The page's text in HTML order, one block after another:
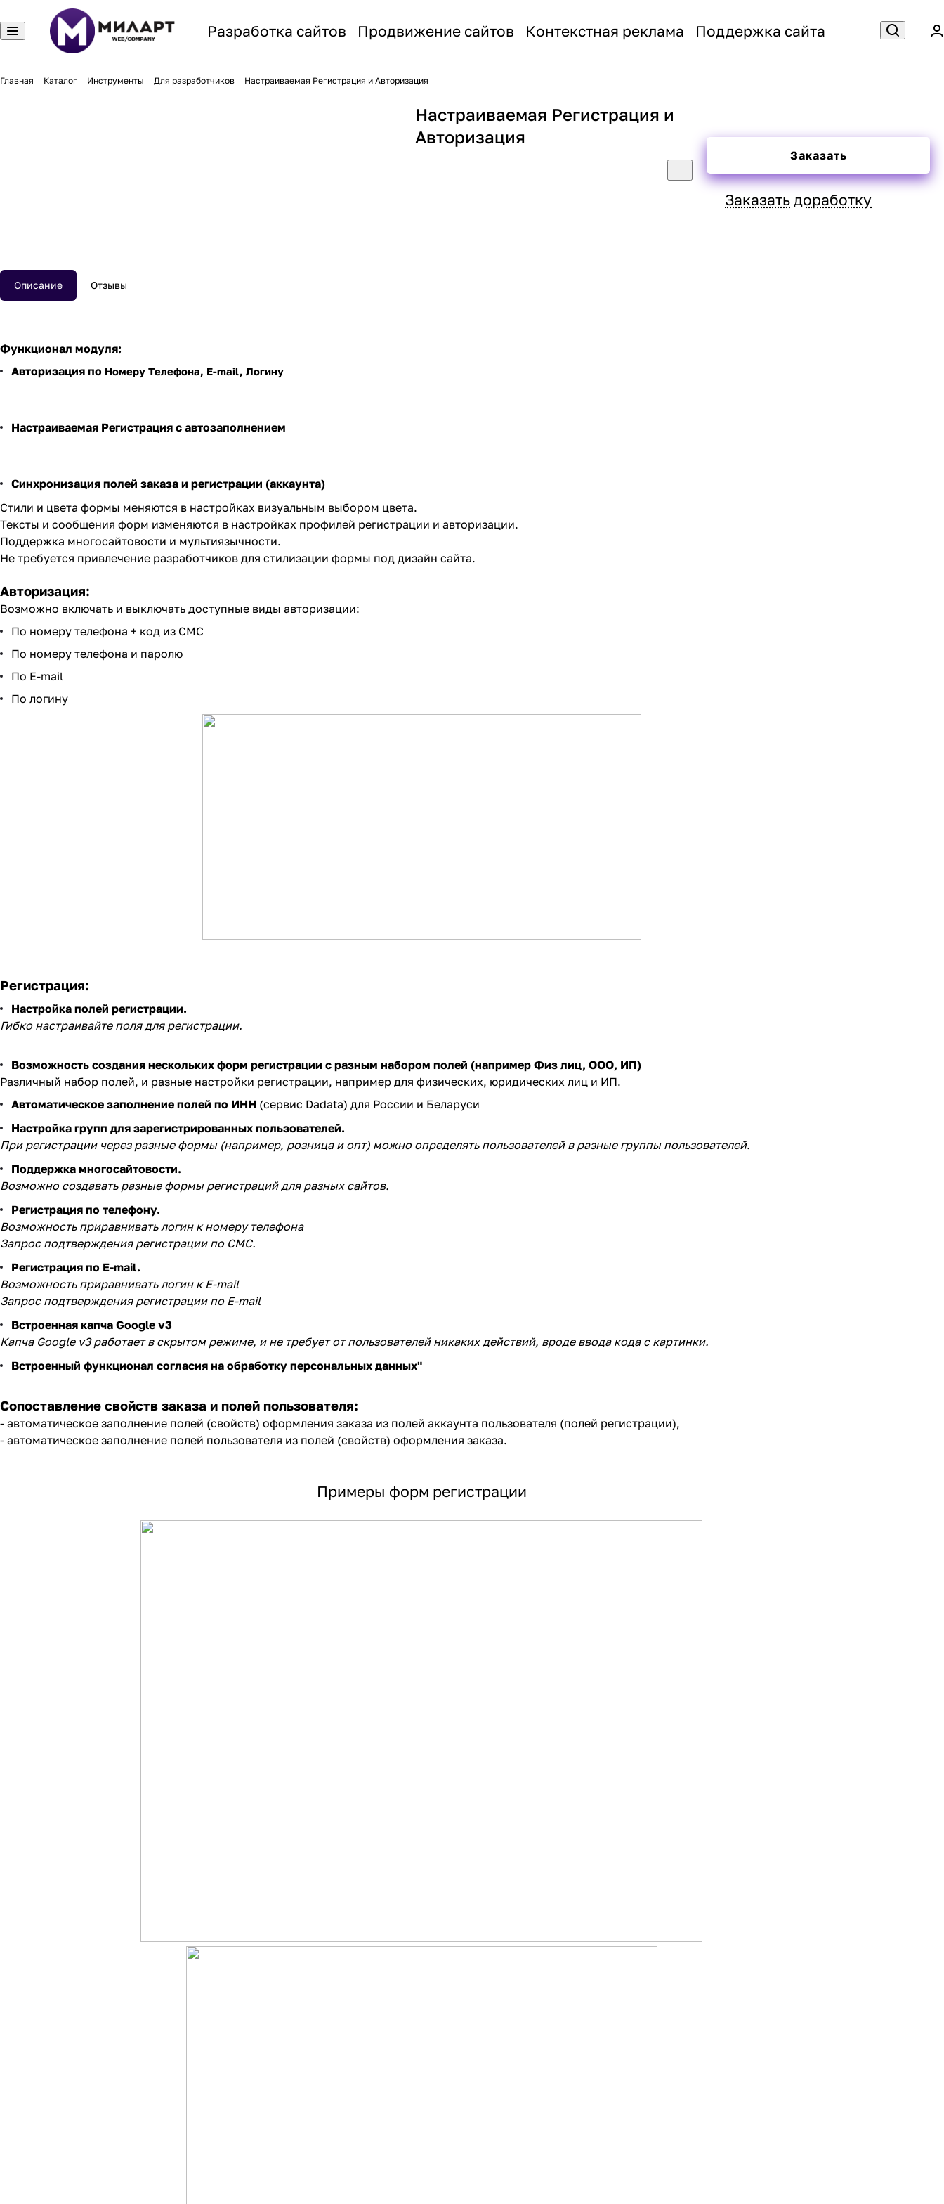
Разработка сайтов Продвижение сайтов Контекстная реклама Поддержка сайта
Главная Каталог Инструменты Для разработчиков Настраиваемая Регистрация и Авторизация
Настраиваемая Регистрация и
Авторизация
Заказать
Заказать доработку
Описание Отзывы
Функционал модуля:
Авторизация по Номеру Телефона, E-mail, Логину
Настраиваемая Регистрация с автозаполнением
Синхронизация полей заказа и регистрации (аккаунта)
Стили и цвета формы меняются в настройках визуальным выбором цвета.
Тексты и сообщения форм изменяются в настройках профилей регистрации и авторизации.
Поддержка многосайтовости и мультиязычности.
Не требуется привлечение разработчиков для стилизации формы под дизайн сайта.
Авторизация:
Возможно включать и выключать доступные виды авторизации:
По номеру телефона + код из СМС
По номеру телефона и паролю
По E-mail
По логину
Регистрация:
Настройка полей регистрации.
Гибко настраивайте поля для регистрации.
Возможность создания нескольких форм регистрации с разным набором полей (например Физ лиц, ООО, ИП)
Различный набор полей, и разные настройки регистрации, например для физических, юридических лиц и ИП.
Автоматическое заполнение полей по ИНН (сервис Dadata) для России и Беларуси
Настройка групп для зарегистрированных пользователей.
При регистрации через разные формы (например, розница и опт) можно определять пользователей в разные группы пользователей.
Поддержка многосайтовости.
Возможно создавать разные формы регистраций для разных сайтов.
Регистрация по телефону.
Возможность приравнивать логин к номеру телефона
Запрос подтверждения регистрации по СМС.
Регистрация по E-mail.
Возможность приравнивать логин к E-mail
Запрос подтверждения регистрации по E-mail
Встроенная капча Google v3
Капча Google v3 работает в скрытом режиме, и не требует от пользователей никаких действий, вроде ввода кода с картинки.
Встроенный функционал согласия на обработку персональных данных"
Сопоставление свойств заказа и полей пользователя:
- автоматическое заполнение полей (свойств) оформления заказа из полей аккаунта пользователя (полей регистрации),
- автоматическое заполнение полей пользователя из полей (свойств) оформления заказа.
Примеры форм регистрации